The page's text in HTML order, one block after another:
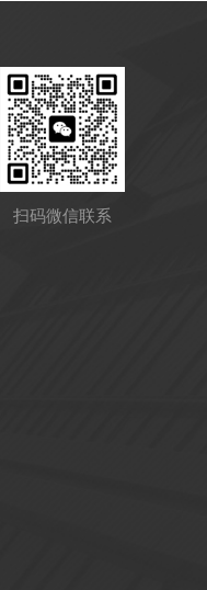
扫码微信联系